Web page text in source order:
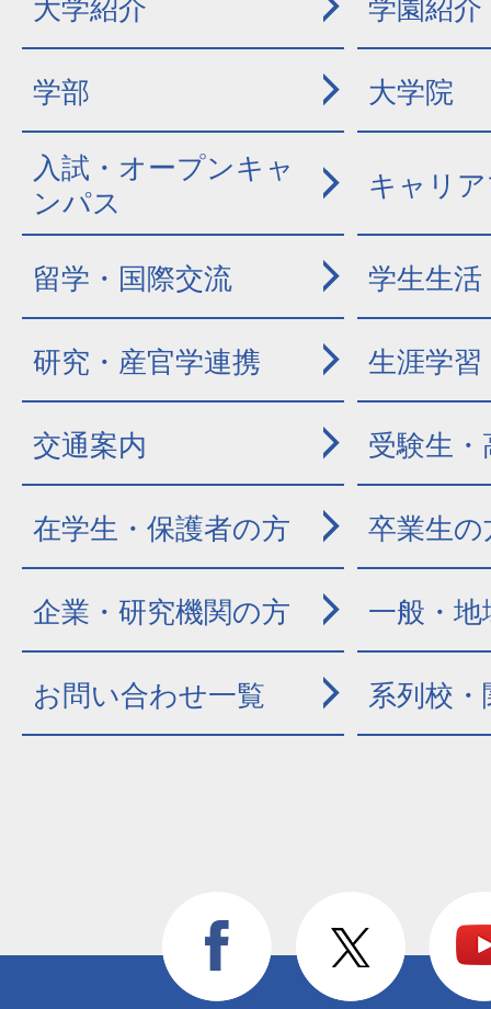
大学紹介 学園紹介
学部 大学院
入試・オープンキャ
ンパス
キャリ
留学・国際交流 学生生活
研究・産官学連携 生涯学習
交通案内 受験生
在学生・保護者の方 卒業生の
企業・研究機関の方 一般・地
お問い合わせ一覧 系列校